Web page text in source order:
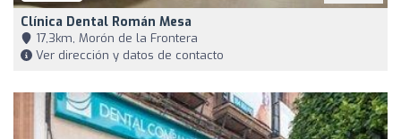
Clínica Dental Román Mesa
17,3km, Morón de la Frontera
Ver dirección y datos de contacto